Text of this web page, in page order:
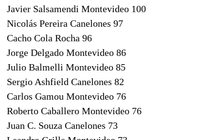
Javier Salsamendi Montevideo 100
Nicolás Pereira Canelones 97
Cacho Cola Rocha 96
Jorge Delgado Montevideo 86
Julio Balmelli Montevideo 85
Sergio Ashfield Canelones 82
Carlos Gamou Montevideo 76
Roberto Caballero Montevideo 76
Juan C. Souza Canelones 73